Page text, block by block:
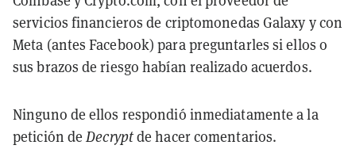
servicios financieros de criptomonedas Galaxy y con
Meta (antes Facebook) para preguntarles si ellos o
sus brazos de riesgo habían realizado acuerdos.
Ninguno de ellos respondió inmediatamente a la
petición deDecryptde hacer comentarios.